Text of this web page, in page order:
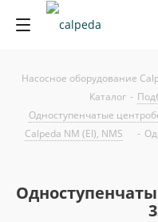
Насосное оборудование
Каталог -
Одноступенчатые
Calpeda NM (EI), NMS
-